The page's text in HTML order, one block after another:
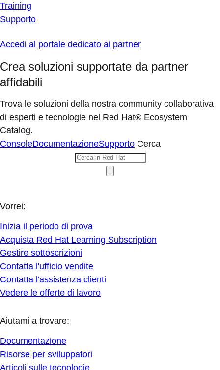
Training
Supporto
Accedi al portale dedicato ai partner
Crea soluzioni supportate da partner
affidabili
Trova le soluzioni della nostra community collaborativa
di esperti e tecnologie nel Red Hat® Ecosystem
Catalog.
ConsoleDocumentazioneSupporto Cerca
Vorrei:
Inizia il periodo di prova
Acquista Red Hat Learning Subscription
Gestire sottoscrizioni
Contatta l'ufficio vendite
Contatta l'assistenza clienti
Vedere le offerte di lavoro
Aiutami a trovare:
Documentazione
Risorse per sviluppatori
Articoli sulle tecnologie